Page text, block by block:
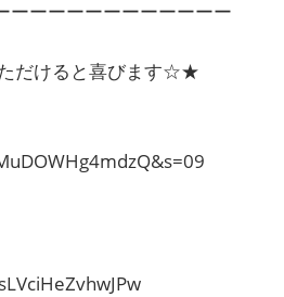
ーーーーーーーーーーーー
だけると喜びます☆★